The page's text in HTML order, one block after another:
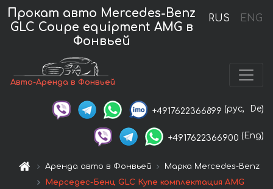
RUS ENG
Прокат авто Mercedes-Benz
GLC Coupe equipment AMG в
Фонвьей
Авто-Аренда в Фонвьей
+4917622366899 (рус, De)
+4917622366900 (Eng)
Аренда авто в Фонвьей
Марка Mercedes-Benz
Мерседес-Бенц GLC Купе комплектация AMG